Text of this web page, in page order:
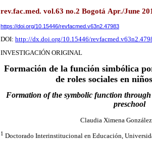
rev.fac.med. vol.63 no.2 Bogotá Apr./June
https://doi.org/10.15446/revfacmed.v63n2.47983
DOI: http://dx.doi.org/10.15446/
INVESTIGACIÓN ORIGINAL
Formación de la función simbólica
de roles sociales en
Formation of the symbolic function
preschool
Claudia Ximena
1 Doctorado Interinstitucional en Educación,